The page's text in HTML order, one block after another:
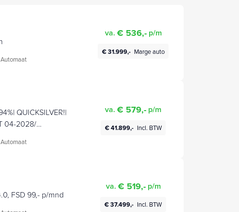
Automaat
va. € 536,- p/m
€ 31.999,- Marge auto
QUICKSILVER!|
04-2028/
KM | BTW
Automaat
va. € 579,- p/m
€ 41.899,- Incl. BTW
FSD 99,- p/mnd
va. € 519,- p/m
€ 37.499,- Incl. BTW